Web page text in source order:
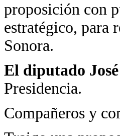
proposición con
estratégico, para
Sonora.
El diputado
Presidencia.
Compañeros y